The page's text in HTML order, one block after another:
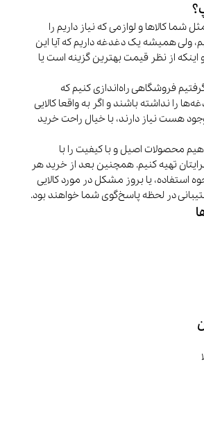
کالاها و لوازمی که نیاز داریم را
ولی همیشه یک دغدغه داریم که آیا این
و اینکه از نظر قیمت بهترین گزینه است یا
فروشگاهی راه‌اندازی کنیم که
را نداشته باشند و اگر به واقعا کالایی
هست نیاز دارند، با خیال راحت خرید
محصولات اصیل و با کیفیت را با
تهیه کنیم. همچنین بعد از خرید هر
استفاده، یا بروز مشکل در مورد کالایی
در لحظه پاسخ‌گوی شما خواهند بود.